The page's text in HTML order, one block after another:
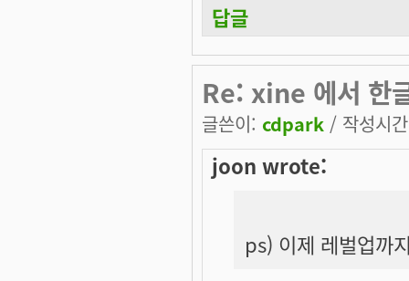
답글
Re: xine 에서 한
글쓴이: cdpark / 작성시
joon wrote:
ps) 이제 레벌업까